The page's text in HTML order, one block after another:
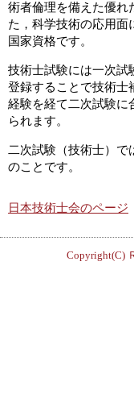
術者倫理を備えた優れ
た，科学技術の応用面
国家資格です。
技術士試験には一次試
登録することで技術士
経験を経て二次試験に
られます。
二次試験（技術士）で
のことです。
日本技術士会のページ
Copyright(C)